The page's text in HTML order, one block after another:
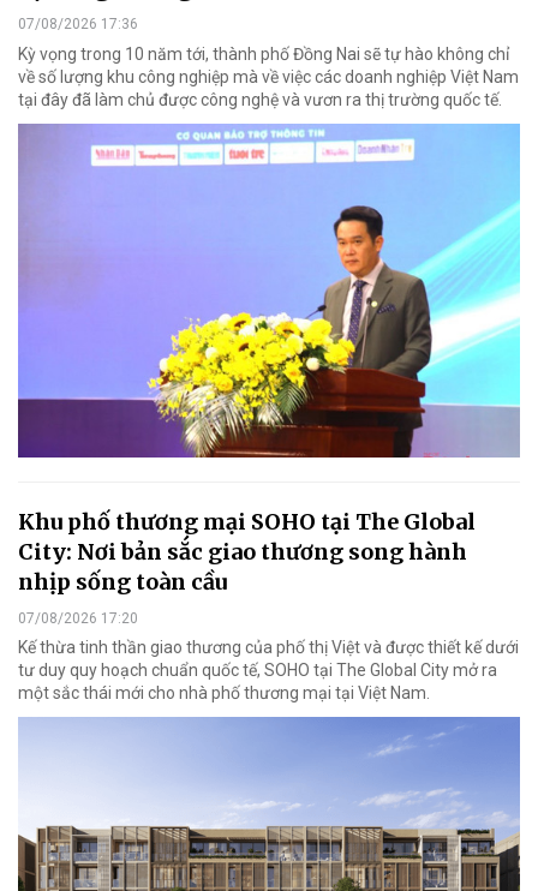
07/08/2026 17:36
Kỳ vọng trong 10 năm tới, thành phố Đồng Nai sẽ tự hào không chỉ
về số lượng khu công nghiệp mà về việc các doanh nghiệp Việt Nam
tại đây đã làm chủ được công nghệ và vươn ra thị trường quốc tế.
Khu phố thương mại SOHO tại The Global
City: Nơi bản sắc giao thương song hành
nhịp sống toàn cầu
07/08/2026 17:20
Kế thừa tinh thần giao thương của phố thị Việt và được thiết kế dưới
tư duy quy hoạch chuẩn quốc tế, SOHO tại The Global City mở ra
một sắc thái mới cho nhà phố thương mại tại Việt Nam.